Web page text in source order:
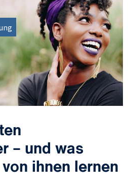
– und was
ihnen lernen